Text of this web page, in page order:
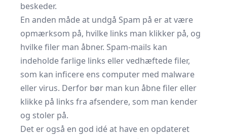
beskeder.
En anden måde at undgå Spam på er at være
opmærksom på, hvilke links man klikker på, og
hvilke filer man åbner. Spam-mails kan
indeholde farlige links eller vedhæftede filer,
som kan inficere ens computer med malware
eller virus. Derfor bør man kun åbne filer eller
klikke på links fra afsendere, som man kender
og stoler på.
Det er også en god idé at have en opdateret